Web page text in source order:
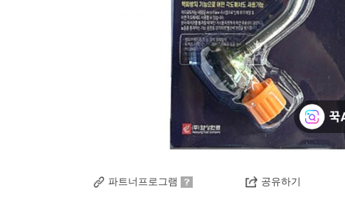
파트너프로그램 공유하기